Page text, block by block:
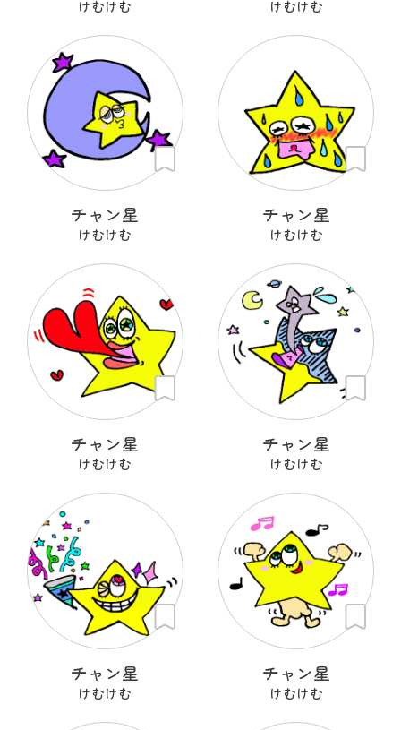
けむけむ けむけむ
チャン星
けむけむ
チャン星
けむけむ
チャン星
けむけむ
チャン星
けむけむ
チャン星
けむけむ
チャン星
けむけむ